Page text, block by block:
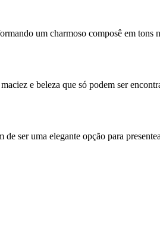
um charmoso composê em tons
e beleza que só podem ser
ser uma elegante opção para